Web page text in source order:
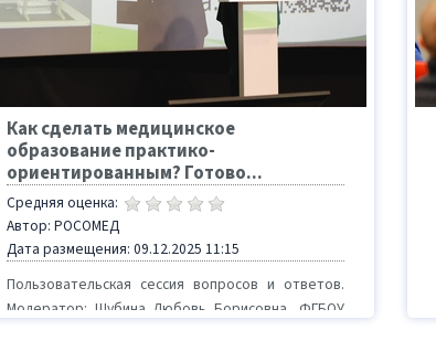
Как сделать медицинское
образование практико-
ориентированным? Готово...
Средняя оценка:
Автор: РОСОМЕД
Дата размещения: 09.12.2025 11:15
Пользовательская сессия вопросов и ответов.
Модератор: Шубина Любовь Борисовна, ФГБОУ